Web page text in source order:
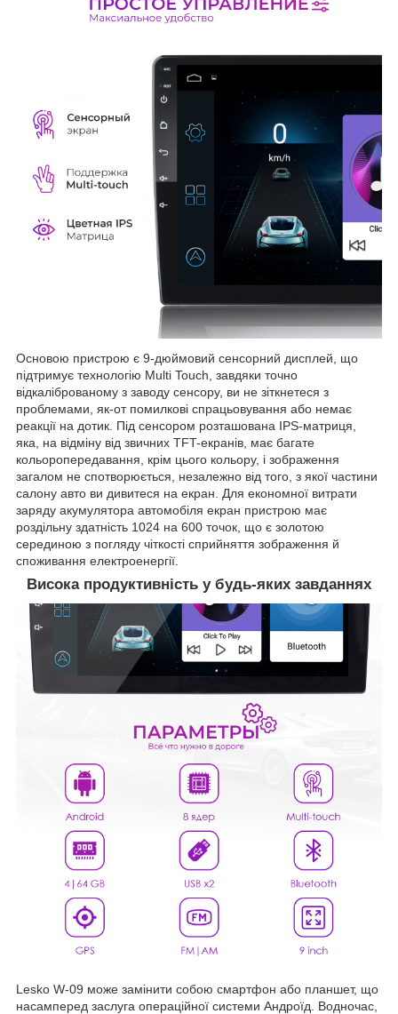
Основою пристрою є 9-дюймовий сенсорний дисплей, що
підтримує технологію Multi Touch, завдяки точно
відкаліброваному з заводу сенсору, ви не зіткнетеся з
проблемами, як-от помилкові спрацьовування або немає
реакції на дотик. Під сенсором розташована IPS-матриця,
яка, на відміну від звичних TFT-екранів, має багате
кольоропередавання, крім цього кольору, і зображення
загалом не спотворюється, незалежно від того, з якої частини
салону авто ви дивитеся на екран. Для економної витрати
заряду акумулятора автомобіля екран пристрою має
роздільну здатність 1024 на 600 точок, що є золотою
серединою з погляду чіткості сприйняття зображення й
споживання електроенергії.
Висока продуктивність у будь-яких завданнях
Lesko W-09 може замінити собою смартфон або планшет, що
насамперед заслуга операційної системи Андроїд. Водночас,